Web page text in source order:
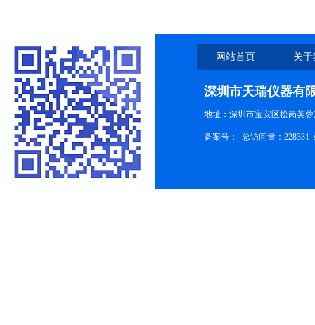
网站首页 关
深圳市天瑞仪器有
地址：深圳市宝安区松岗芙
备案号： 总访问量：228331